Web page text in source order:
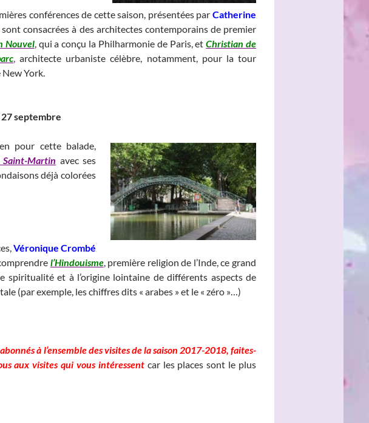
conférences de cette saison, présentées par Catherine
sont consacrées à des architectes contemporains de premier
Nouvel, qui a conçu la Philharmonie de Paris, etChristian de
, architecte urbaniste célèbre, notamment, pour la tour
York.
27 septembre
pour cette balade,
Saint-Martin avec ses
déjà colorées
Véronique Crombé
l’Hindouisme, première religion de l’Inde, ce grand
spiritualité et à l’origine lointaine de différents aspects de
(par exemple, les chiffres dits « arabes » et le « zéro »…)
à l’ensemble des visites de la saison 2017-2018, faites-
aux visites qui vous intéressent car les places sont le plus